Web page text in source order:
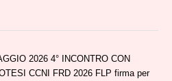
2026 4° INCONTRO CON
CCNI FRD 2026 FLP firma per